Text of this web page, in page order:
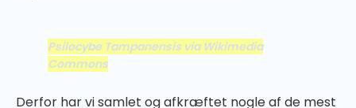
Psilocybe Tampanensis via Wikimedia
Commons
Derfor har vi samlet og afkræftet nogle af de mest